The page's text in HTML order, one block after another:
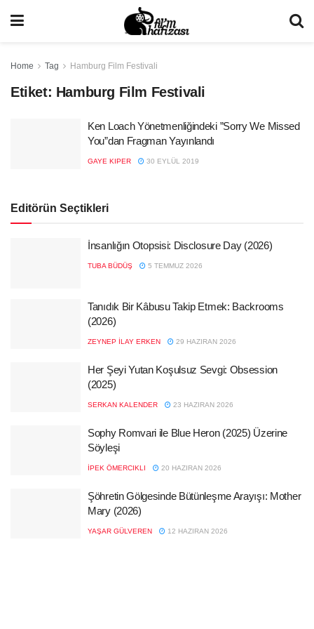
Home Tag Hamburg Film Festivali
Etiket: Hamburg Film Festivali
Ken Loach Yönetmenliğindeki ”Sorry We Missed
You”dan Fragman Yayınlandı
GAYE KIPER 30 EYLÜL 2019
Editörün Seçtikleri
İnsanlığın Otopsisi: Disclosure Day (2026)
TUBA BÜDÜŞ 5 TEMMUZ 2026
Tanıdık Bir Kâbusu Takip Etmek: Backrooms
(2026)
ZEYNEP İLAY ERKEN 29 HAZIRAN 2026
Her Şeyi Yutan Koşulsuz Sevgi: Obsession
(2025)
SERKAN KALENDER 23 HAZIRAN 2026
Sophy Romvari ile Blue Heron (2025) Üzerine
Söyleşi
İPEK ÖMERCIKLI 20 HAZIRAN 2026
Şöhretin Gölgesinde Bütünleşme Arayışı: Mother
Mary (2026)
YAŞAR GÜLVEREN 12 HAZIRAN 2026